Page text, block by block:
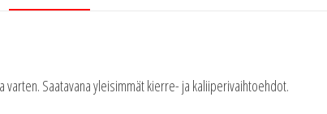
Saatavana yleisimmät kierre- ja kaliiperivaihtoehdot.